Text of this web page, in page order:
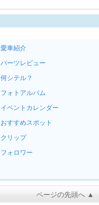
愛車紹介
パーツレビュー
何シテル？
フォトアルバム
イベントカレンダー
おすすめスポット
クリップ
フォロワー
ページの先頭へ ▲